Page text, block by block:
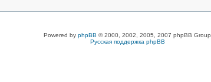
Powered by phpBB © 2000, 2002, 2005, 2007 phpBB Group
Русская поддержка phpBB